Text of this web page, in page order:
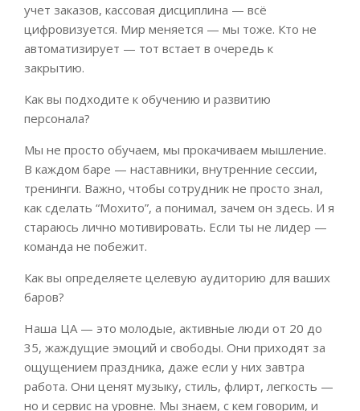
учет заказов, кассовая дисциплина — всё
цифровизуется. Мир меняется — мы тоже. Кто не
автоматизирует — тот встает в очередь к
закрытию.
Как вы подходите к обучению и развитию
персонала?
Мы не просто обучаем, мы прокачиваем мышление.
В каждом баре — наставники, внутренние сессии,
тренинги. Важно, чтобы сотрудник не просто знал,
как сделать “Мохито”, а понимал, зачем он здесь. И я
стараюсь лично мотивировать. Если ты не лидер —
команда не побежит.
Как вы определяете целевую аудиторию для ваших
баров?
Наша ЦА — это молодые, активные люди от 20 до
35, жаждущие эмоций и свободы. Они приходят за
ощущением праздника, даже если у них завтра
работа. Они ценят музыку, стиль, флирт, легкость —
но и сервис на уровне. Мы знаем, с кем говорим, и